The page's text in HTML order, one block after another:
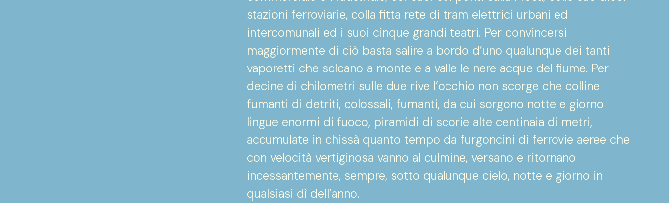
stazioni ferroviarie, colla fitta rete di tram elettrici urbani ed
intercomunali ed i suoi cinque grandi teatri. Per convincersi
maggiormente di ciò basta salire a bordo d’uno qualunque dei tanti
vaporetti che solcano a monte e a valle le nere acque del fiume. Per
decine di chilometri sulle due rive l’occhio non scorge che colline
fumanti di detriti, colossali, fumanti, da cui sorgono notte e giorno
lingue enormi di fuoco, piramidi di scorie alte centinaia di metri,
accumulate in chissà quanto tempo da furgoncini di ferrovie aeree che
con velocità vertiginosa vanno al culmine, versano e ritornano
incessantemente, sempre, sotto qualunque cielo, notte e giorno in
qualsiasi dì dell’anno.